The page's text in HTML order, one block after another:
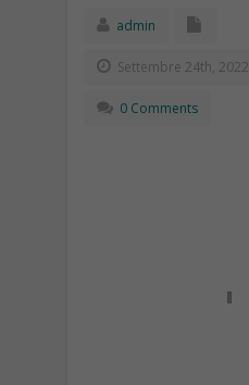
admin
Settembre 24th, 2022
0 Comments